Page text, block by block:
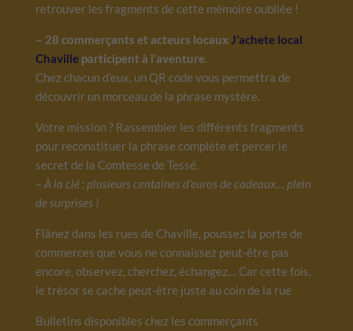
retrouver les fragments de cette mémoire oubliée !
– 28 commerçants et acteurs locaux J’achete local
Chavilleparticipent à l’aventure.
Chez chacun d’eux, un QR code vous permettra de
découvrir un morceau de la phrase mystère.
Votre mission ? Rassembler les différents fragments
pour reconstituer la phrase complète et percer le
secret de la Comtesse de Tessé.
– À la clé : plusieurs centaines d’euros de cadeaux… plein
de surprises !
Flânez dans les rues de Chaville, poussez la porte de
commerces que vous ne connaissez peut-être pas
encore, observez, cherchez, échangez… Car cette fois,
le trésor se cache peut-être juste au coin de la rue
Bulletins disponibles chez les commerçants